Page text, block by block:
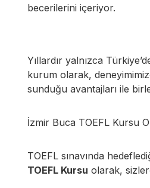
becerilerini içeriyor.
Yıllardır yalnızca
kurum olarak,
sunduğu avantajları ile
İzmir Buca TOEFL Kursu
TOEFL sınavında
TOEFL Kursu olarak,